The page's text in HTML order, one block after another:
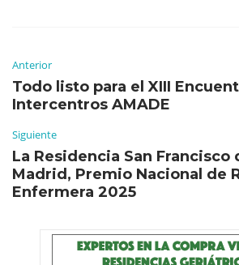
Anterior
Todo listo para el XIII
Intercentros AMADE
Siguiente
La Residencia San Francisco
Madrid, Premio Nacional de
Enfermera 2025